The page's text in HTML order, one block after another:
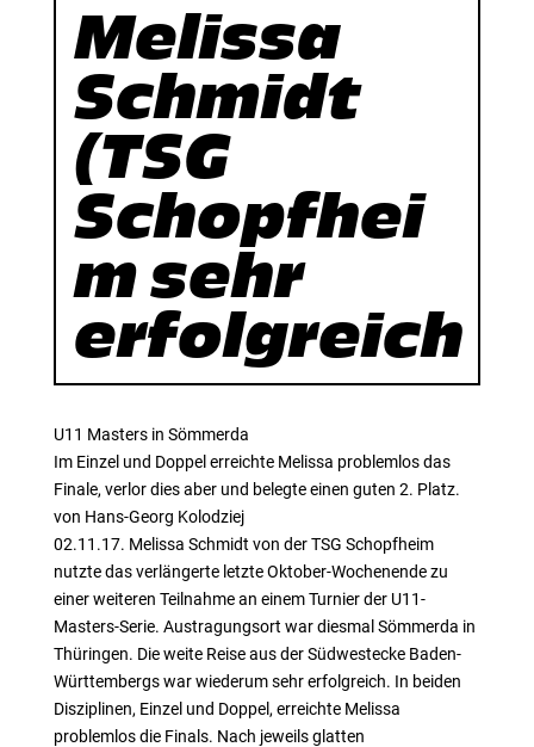
Melissa
Schmidt
(TSG
Schopfhei
m sehr
erfolgreich
U11 Masters in Sömmerda
Im Einzel und Doppel erreichte Melissa problemlos das
Finale, verlor dies aber und belegte einen guten 2. Platz.
von Hans-Georg Kolodziej
02.11.17. Melissa Schmidt von der TSG Schopfheim
nutzte das verlängerte letzte Oktober-Wochenende zu
einer weiteren Teilnahme an einem Turnier der U11-
Masters-Serie. Austragungsort war diesmal Sömmerda in
Thüringen. Die weite Reise aus der Südwestecke Baden-
Württembergs war wiederum sehr erfolgreich. In beiden
Disziplinen, Einzel und Doppel, erreichte Melissa
problemlos die Finals. Nach jeweils glatten